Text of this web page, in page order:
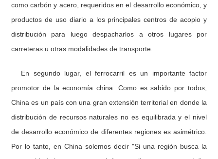
como carbón y acero, requeridos en el desarrollo económico, y
productos de uso diario a los principales centros de acopio y
distribución para luego despacharlos a otros lugares por
carreteras u otras modalidades de transporte.
En segundo lugar, el ferrocarril es un importante factor
promotor de la economía china. Como es sabido por todos,
China es un país con una gran extensión territorial en donde la
distribución de recursos naturales no es equilibrada y el nivel
de desarrollo económico de diferentes regiones es asimétrico.
Por lo tanto, en China solemos decir "Si una región busca la